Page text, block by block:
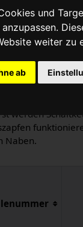
und
weiter zu
ab
sind auf
Pope-Lance,
Tabelle
werden
Naben.